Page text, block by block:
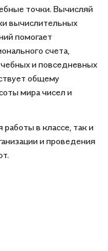
точки. Вычисляй
вычислительных
помогает
счета,
и повседневных
общему
мира чисел и
в классе, так и
и проведения